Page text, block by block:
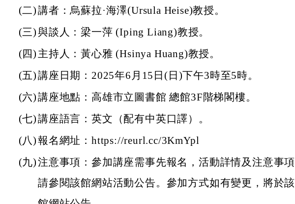
(二)講者：烏蘇拉·海澤(Ursula Heise)教授。
(三)與談人：梁一萍 (Iping Liang)教授。
(四) 主持人：黃心雅 (Hsinya Huang)教授。
(五)講座日期：2025年6月15日(日)下午3時至5時。
(六)講座地點：高雄市立圖書館 總館3F階梯閣樓。
(七)講座語言：英文（配有中英口譯）。
(八)報名網址：https://reurl.cc/3KmYpl
(九)注意事項：參加講座需事先報名，活動詳情及注意事項
請參閱該館網站活動公告。參加方式如有變更，將於該